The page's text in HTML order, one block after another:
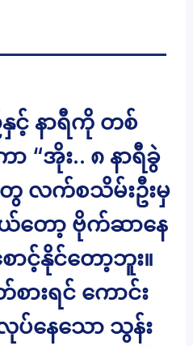
နာရီကို တစ်
“အိုး.. ၈ နာရီခွဲ
ေ လက်စသိမ်းဦးမှ
တော့ ဗိုက်ဆာနေ
ာင့်နိုင်တော့ဘူး။
ားရင် ကောင်း
နေသော သွန်း